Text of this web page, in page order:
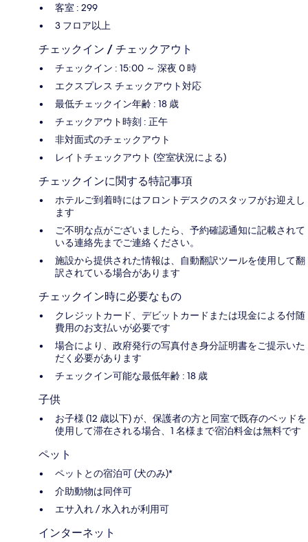
客室 : 299
3 フロア以上
チェックイン / チェックアウト
チェックイン : 15:00 ～ 深夜 0 時
エクスプレス チェックアウト対応
最低チェックイン年齢 : 18 歳
チェックアウト時刻 : 正午
非対面式のチェックアウト
レイトチェックアウト (空室状況による)
チェックインに関する特記事項
ホテルご到着時にはフロントデスクのスタッフがお迎えし
ます
ご不明な点がございましたら、予約確認通知に記載されて
いる連絡先までご連絡ください。
施設から提供された情報は、自動翻訳ツールを使用して翻
訳されている場合があります
チェックイン時に必要なもの
クレジットカード、デビットカードまたは現金による付随
費用のお支払いが必要です
場合により、政府発行の写真付き身分証明書をご提示いた
だく必要があります
チェックイン可能な最低年齢 : 18 歳
子供
お子様 (12 歳以下) が、保護者の方と同室で既存のベッドを
使用して滞在される場合、1 名様まで宿泊料金は無料です
ペット
ペットとの宿泊可 (犬のみ)*
介助動物は同伴可
エサ入れ / 水入れが利用可
インターネット